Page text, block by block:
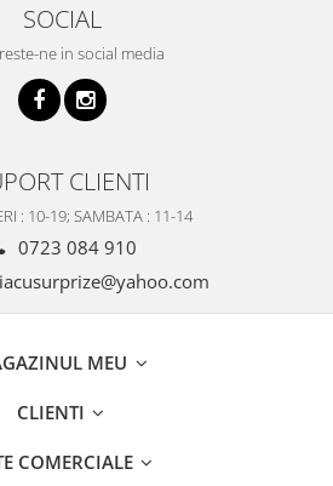
SOCIAL
ne in social media
CLIENTI
: 10-19; SAMBATA : 11-14
0723 084 910
MEU
CLIENTI
COMERCIALE